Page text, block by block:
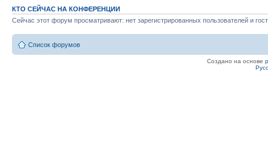
КТО СЕЙЧАС НА КОНФЕРЕНЦИИ
Сейчас этот форум просматривают: нет зарегистрированных пользователей и
Список форумов
Создано на основе